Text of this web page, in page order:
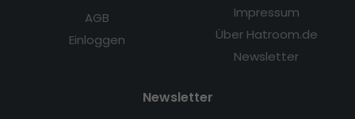
AGB
Einloggen
Impressum
Über Hatroom.de
Newsletter
Newsletter